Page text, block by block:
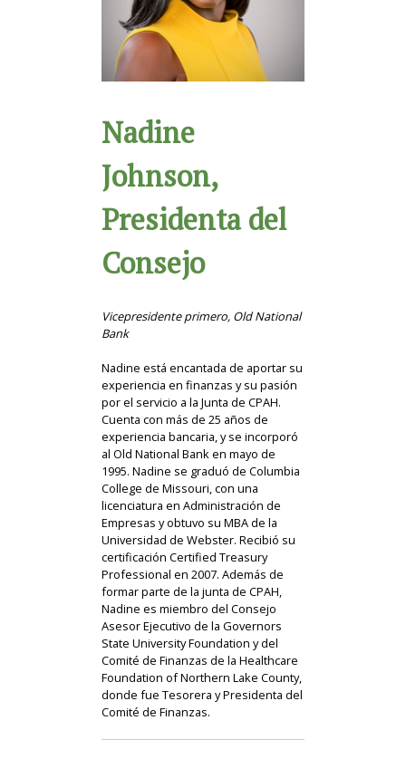
Nadine
Johnson,
Presidenta del
Consejo
Vicepresidente primero, Old National
Bank
Nadine está encantada de aportar su
experiencia en finanzas y su pasión
por el servicio a la Junta de CPAH.
Cuenta con más de 25 años de
experiencia bancaria, y se incorporó
al Old National Bank en mayo de
1995. Nadine se graduó de Columbia
College de Missouri, con una
licenciatura en Administración de
Empresas y obtuvo su MBA de la
Universidad de Webster. Recibió su
certificación Certified Treasury
Professional en 2007. Además de
formar parte de la junta de CPAH,
Nadine es miembro del Consejo
Asesor Ejecutivo de la Governors
State University Foundation y del
Comité de Finanzas de la Healthcare
Foundation of Northern Lake County,
donde fue Tesorera y Presidenta del
Comité de Finanzas.